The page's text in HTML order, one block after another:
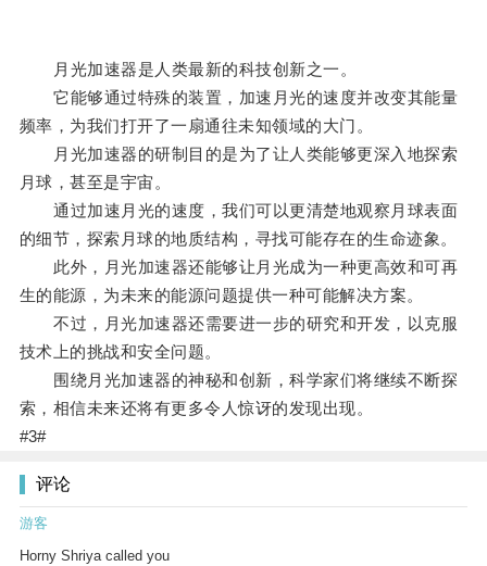
月光加速器是人类最新的科技创新之一。
它能够通过特殊的装置，加速月光的速度并改变其能量
频率，为我们打开了一扇通往未知领域的大门。
月光加速器的研制目的是为了让人类能够更深入地探索
月球，甚至是宇宙。
通过加速月光的速度，我们可以更清楚地观察月球表面
的细节，探索月球的地质结构，寻找可能存在的生命迹象。
此外，月光加速器还能够让月光成为一种更高效和可再
生的能源，为未来的能源问题提供一种可能解决方案。
不过，月光加速器还需要进一步的研究和开发，以克服
技术上的挑战和安全问题。
围绕月光加速器的神秘和创新，科学家们将继续不断探
索，相信未来还将有更多令人惊讶的发现出现。
#3#
评论
游客
Horny Shriya called you